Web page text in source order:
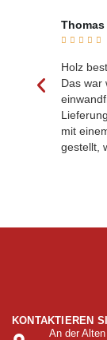
Thomas
    
Holz
Das war
mit
gestellt,
KONTAKTIEREN
An der Alten